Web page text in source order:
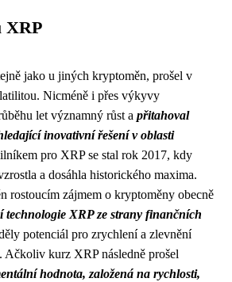
XRP
jako u jiných kryptoměn, prošel v
Nicméně i přes výkyvy
let významný růst a přitahoval
inovativní řešení v oblasti
pro XRP se stal rok 2017, kdy
a dosáhla historického maxima.
rostoucím zájmem o kryptoměny obecně
technologie XRP ze strany finančních
potenciál pro zrychlení a zlevnění
Ačkoliv kurz XRP následně prošel
hodnota, založená na rychlosti,